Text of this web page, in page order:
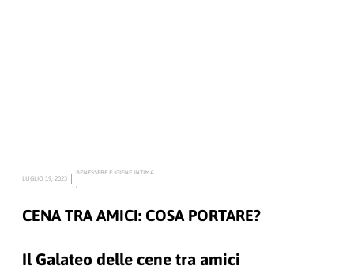
LUGLIO 19, 2023
BENESSERE E IGIENE INTIMA
CENA TRA AMICI: COSA PORTARE?
Il Galateo delle cene tra amici